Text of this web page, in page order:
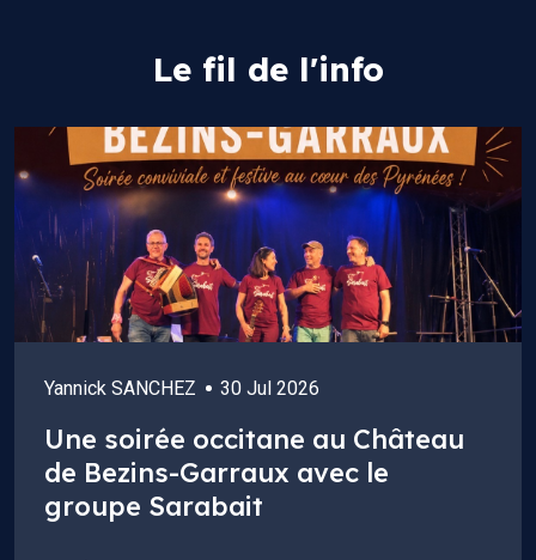
Le fil de l'info
Yannick SANCHEZ 30 Jul 2026
Une soirée occitane au Château
de Bezins-Garraux avec le
groupe Sarabait